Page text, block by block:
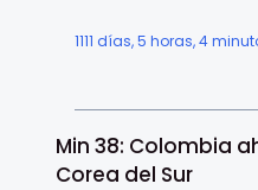
1111 días, 5 horas, 4
Min 38: Colombia
Corea del Sur